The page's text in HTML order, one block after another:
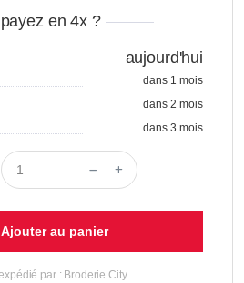
en 4x ?
aujourd'hui
dans 1 mois
dans 2 mois
dans 3 mois
Ajouter au panier
par : Broderie City